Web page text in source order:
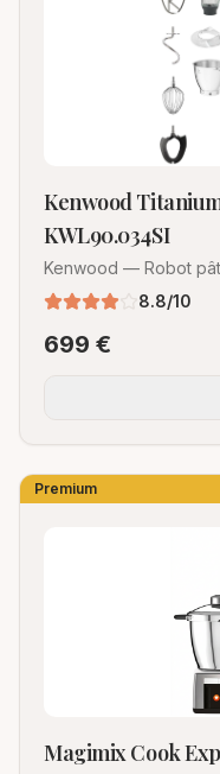
Kenwood
KWL90.034SI
Kenwood — Robot
8.8/10
699 €
Premium
Magimix Cook